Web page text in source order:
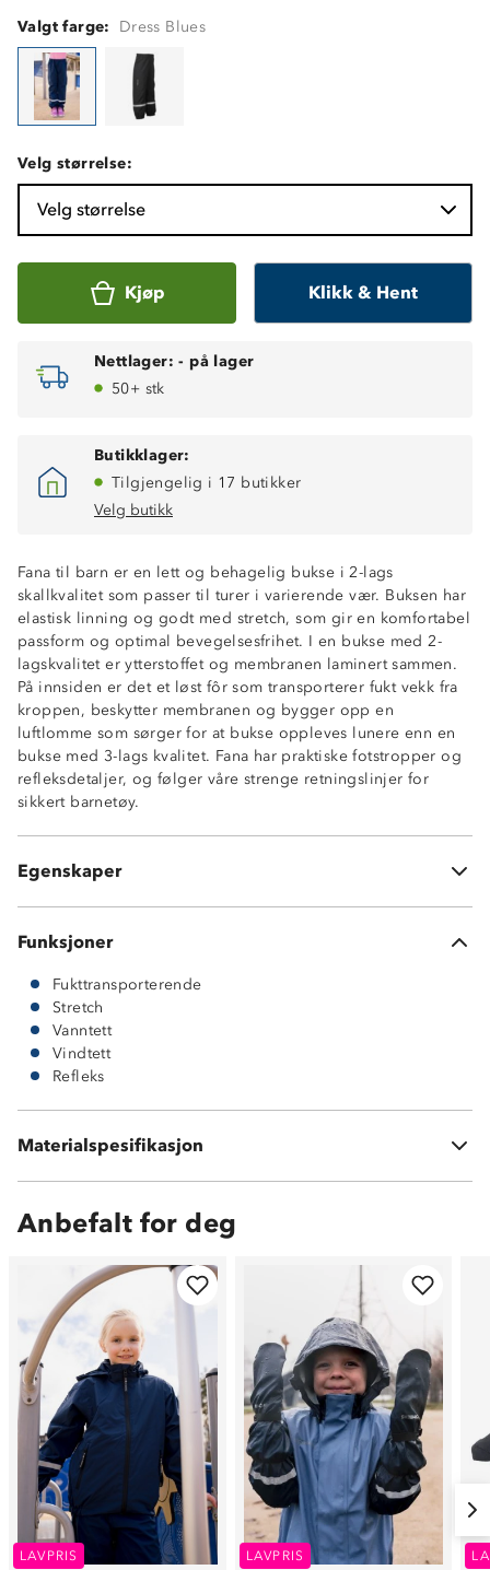
Valgt farge: Dress Blues
Velg størrelse:
Velg størrelse
Kjøp Klikk & Hent
Nettlager: - på lager
50+ stk
Butikklager:
Tilgjengelig i 17 butikker
Velg butikk
Fana til barn er en lett og behagelig bukse i 2-lags
skallkvalitet som passer til turer i varierende vær. Buksen har
elastisk linning og godt med stretch, som gir en komfortabel
passform og optimal bevegelsesfrihet. I en bukse med 2-
lagskvalitet er ytterstoffet og membranen laminert sammen.
På innsiden er det et løst fôr som transporterer fukt vekk fra
kroppen, beskytter membranen og bygger opp en
luftlomme som sørger for at bukse oppleves lunere enn en
bukse med 3-lags kvalitet. Fana har praktiske fotstropper og
refleksdetaljer, og følger våre strenge retningslinjer for
sikkert barnetøy.
Egenskaper
Vanntett (10 000 mm vannsøyle)
Vindtett
Fukttransporterende (5 000 g/m2/24t)
Tapede sømmer
Stretch
Knappejustering i linningen
Refleksdetaljer
Elastikk i benåpning
Buksen har ingen lommer
Funksjoner
Fukttransporterende
Stretch
Vanntett
Vindtett
Refleks
Materialspesifikasjon
100 % polyester
Anbefalt for deg
LAVPRIS LAVPRIS